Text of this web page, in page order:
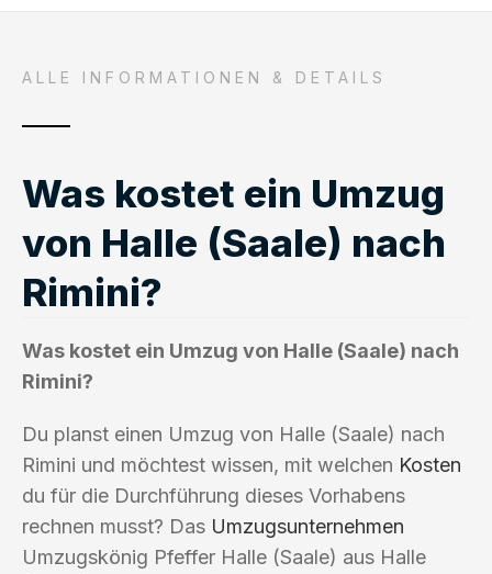
ALLE INFORMATIONEN & DETAILS
Was kostet ein Umzug
von Halle (Saale) nach
Rimini?
Was kostet ein Umzug von Halle (Saale) nach
Rimini?
Du planst einen Umzug von Halle (Saale) nach
Rimini und möchtest wissen, mit welchen Kosten
du für die Durchführung dieses Vorhabens
rechnen musst? Das Umzugsunternehmen
Umzugskönig Pfeffer Halle (Saale) aus Halle